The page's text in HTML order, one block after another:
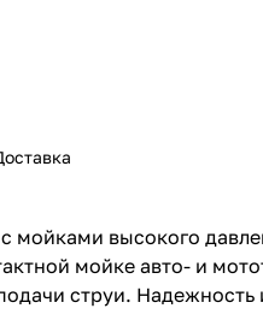
мойками высокого
мойке авто- и
струи. Надежность